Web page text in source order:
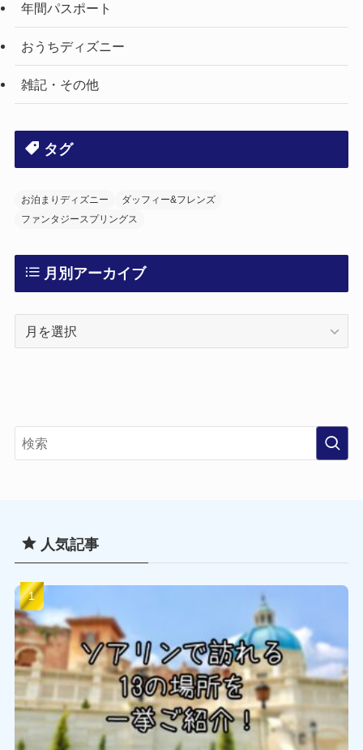
年間パスポート
おうちディズニー
雑記・その他
タグ
お泊まりディズニー
ダッフィー&フレンズ
ファンタジースプリングス
月別アーカイブ
カ
イ
ブ
人気記事